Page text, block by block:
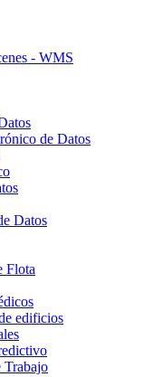
- WMS
de Datos
Datos
Flota
edificios
Trabajo